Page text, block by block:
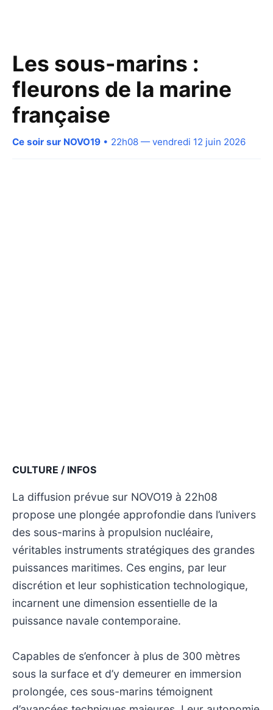
Les sous-marins :
fleurons de la marine
française
Ce soir sur NOVO19 • 22h08 — vendredi 12 juin 2026
CULTURE / INFOS
La diffusion prévue sur NOVO19 à 22h08
propose une plongée approfondie dans l’univers
des sous-marins à propulsion nucléaire,
véritables instruments stratégiques des grandes
puissances maritimes. Ces engins, par leur
discrétion et leur sophistication technologique,
incarnent une dimension essentielle de la
puissance navale contemporaine.
Capables de s’enfoncer à plus de 300 mètres
sous la surface et d’y demeurer en immersion
prolongée, ces sous-marins témoignent